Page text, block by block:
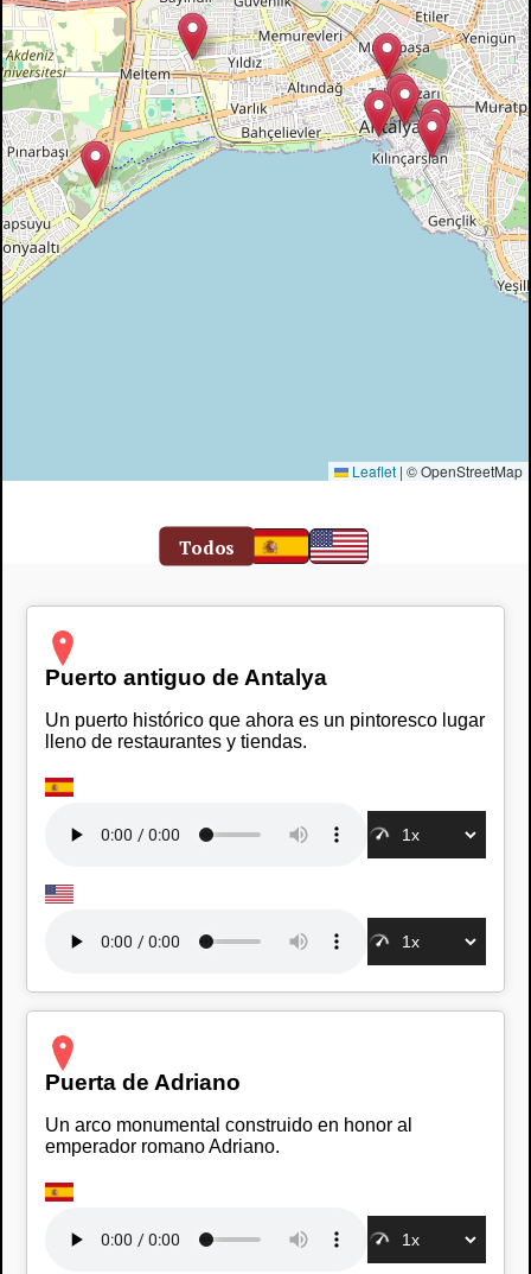
Leaflet | © OpenStreetMap
Todos
Puerto antiguo de Antalya
Un puerto histórico que ahora es un pintoresco lugar
lleno de restaurantes y tiendas.
Puerta de Adriano
Un arco monumental construido en honor al
emperador romano Adriano.